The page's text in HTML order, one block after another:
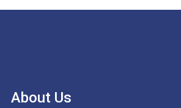
About Us